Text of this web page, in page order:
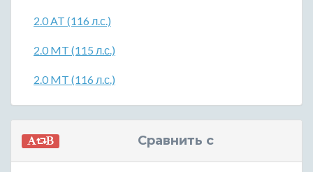
2.0 AT (116 л.с.)
2.0 MT (115 л.с.)
2.0 MT (116 л.с.)
Сравнить с